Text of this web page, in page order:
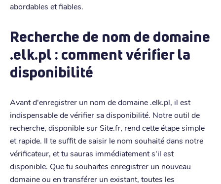
abordables et fiables.
Recherche de nom de domaine
.elk.pl : comment vérifier la
disponibilité
Avant d'enregistrer un nom de domaine .elk.pl, il est
indispensable de vérifier sa disponibilité. Notre outil de
recherche, disponible sur Site.fr, rend cette étape simple
et rapide. Il te suffit de saisir le nom souhaité dans notre
vérificateur, et tu sauras immédiatement s'il est
disponible. Que tu souhaites enregistrer un nouveau
domaine ou en transférer un existant, toutes les